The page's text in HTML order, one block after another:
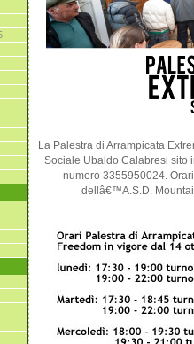
La Palestra di Arrampicata
Sociale Ubaldo Calabresi sito
numero 3355950024.
dellâ€™A.S.D.